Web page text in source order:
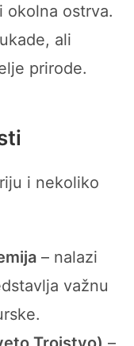
i okolna ostrva.
ali
prirode.
i nekoliko
– nalazi
važnu